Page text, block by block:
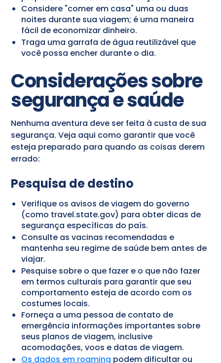
Considere "comer em casa" uma ou duas
noites durante sua viagem; é uma maneira
fácil de economizar dinheiro.
Traga uma garrafa de água reutilizável que
você possa encher durante o dia.
Considerações sobre
segurança e saúde
Nenhuma aventura deve ser feita à custa de sua
segurança. Veja aqui como garantir que você
esteja preparado para quando as coisas derem
errado:
Pesquisa de destino
Verifique os avisos de viagem do governo
(como travel.state.gov) para obter dicas de
segurança específicas do país.
Consulte as vacinas recomendadas e
mantenha seu regime de saúde bem antes de
viajar.
Pesquise sobre o que fazer e o que não fazer
em termos culturais para garantir que seu
comportamento esteja de acordo com os
costumes locais.
Forneça a uma pessoa de contato de
emergência informações importantes sobre
seus planos de viagem, inclusive
acomodações, voos e datas de viagem.
Os dados em roaming podem dificultar ou